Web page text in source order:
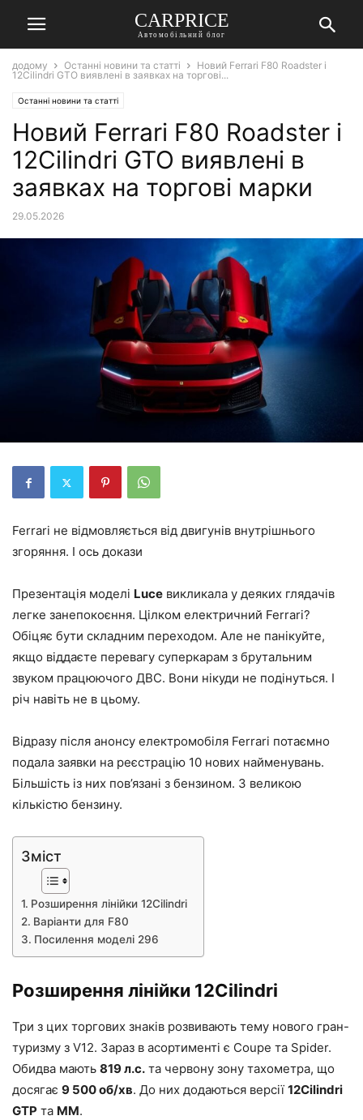
СARPRICE
Автомобільний блог
додому Останні новини та статті
Новий Ferrari F80 Roadster і
12Cilindri GTO виявлені в заявках на торгові...
Останні новини та статті
Новий Ferrari F80 Roadster і
12Cilindri GTO виявлені в
заявках на торгові марки
29.05.2026
Ferrari не відмовляється від двигунів внутрішнього
згоряння. І ось докази
Презентація моделі Luce викликала у деяких глядачів
легке занепокоєння. Цілком електричний Ferrari?
Обіцяє бути складним переходом. Але не панікуйте,
якщо віддаєте перевагу суперкарам з брутальним
звуком працюючого ДВС. Вони нікуди не подінуться. І
річ навіть не в цьому.
Відразу після анонсу електромобіля Ferrari потаємно
подала заявки на реєстрацію 10 нових найменувань.
Більшість із них пов’язані з бензином. З великою
кількістю бензину.
Зміст
Розширення лінійки 12Cilindri
Варіанти для F80
Посилення моделі 296
Розширення лінійки 12Cilindri
Три з цих торгових знаків розвивають тему нового гран-
туризму з V12. Зараз в асортименті є Coupe та Spider.
Обидва мають 819 л.с. та червону зону тахометра, що
досягає 9 500 об/хв. До них додаються версії 12Cilindri
GTP та MM.